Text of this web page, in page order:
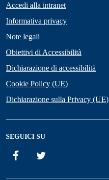
Accedi alla intranet
Informativa privacy
Note legali
Obiettivi di Accessibilità
Dichiarazione di accessibilità
Cookie Policy (UE)
Dichiarazione sulla Privacy (UE)
SEGUICI SU
Facebook